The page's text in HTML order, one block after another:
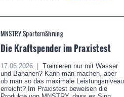
MNSTRY Sporternährung
Die Kraftspender im Praxistest
17.06.2026 |
Trainieren nur mit Wasser
und Bananen? Kann man machen, aber
ob man so das maximale Leistungsniveau
erreicht? Im Praxistest beweisen die